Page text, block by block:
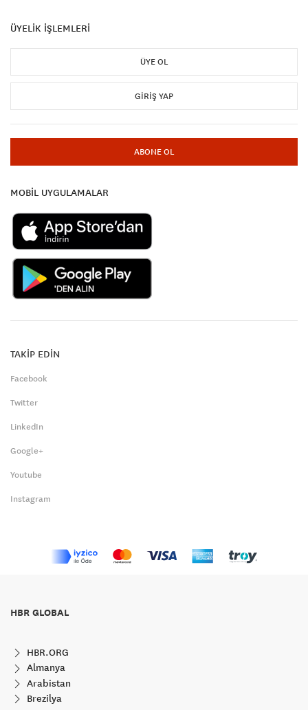
ÜYELİK İŞLEMLERİ
ÜYE OL
GIRIŞ YAP
ABONE OL
MOBİL UYGULAMALAR
TAKİP EDİN
Facebook
Twitter
LinkedIn
Google+
Youtube
Instagram
HBR GLOBAL
HBR.ORG
Almanya
Arabistan
Brezilya